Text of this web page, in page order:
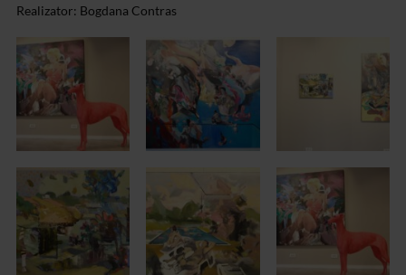
Realizator: Bogdana Contras